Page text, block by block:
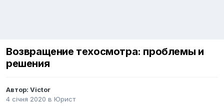
Возвращение техосмотра: проблемы и
решения
Автор: Victor
4 січня 2020 в Юрист